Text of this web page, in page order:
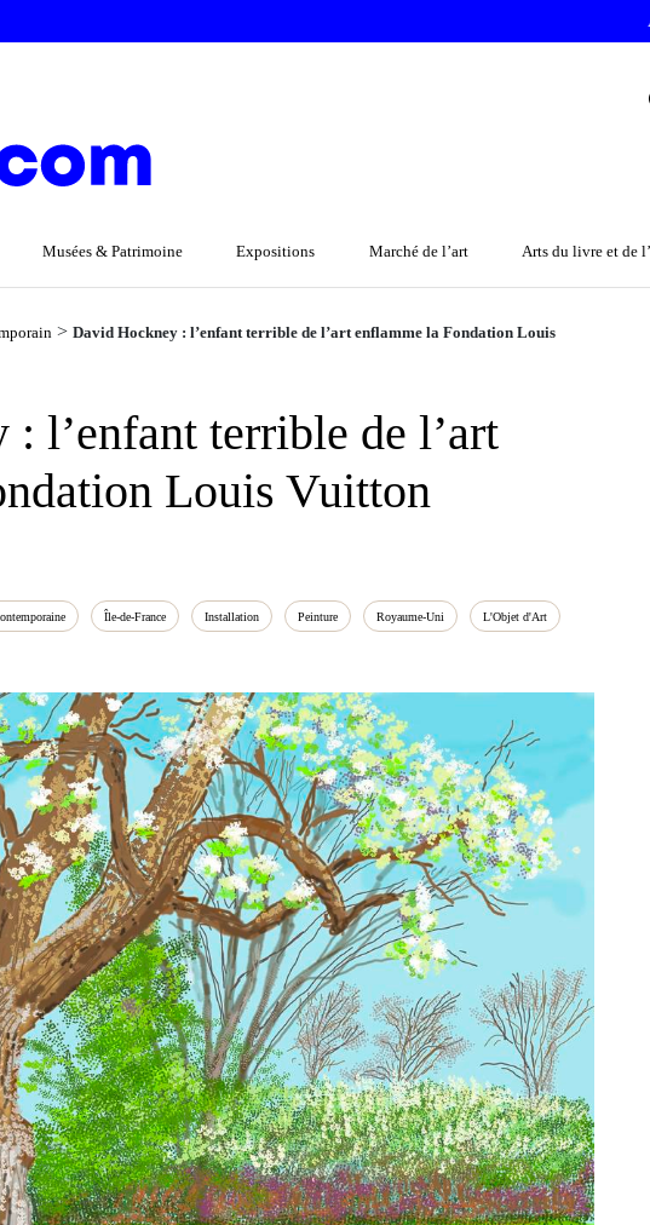
Musées & Patrimoine Expositions Marché de l’art Arts du livre et de
> David Hockney : l’enfant terrible de l’art enflamme la Fondation Louis
l’enfant terrible de l’art
Louis Vuitton
Île‑de‑France Installation Peinture Royaume‑Uni L'Objet d'Art